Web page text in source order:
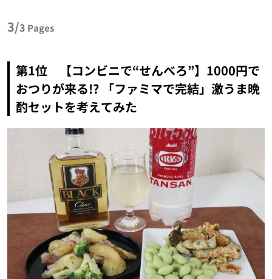
3/3 Pages
第1位 【コンビニで“せんべろ”】1000円で
おつりが来る!? 「ファミマで完結」激うま晩
酌セットを考えてみた